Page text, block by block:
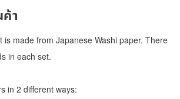
า
is made from Japanese Washi paper. There
in each set.
in 2 different ways: